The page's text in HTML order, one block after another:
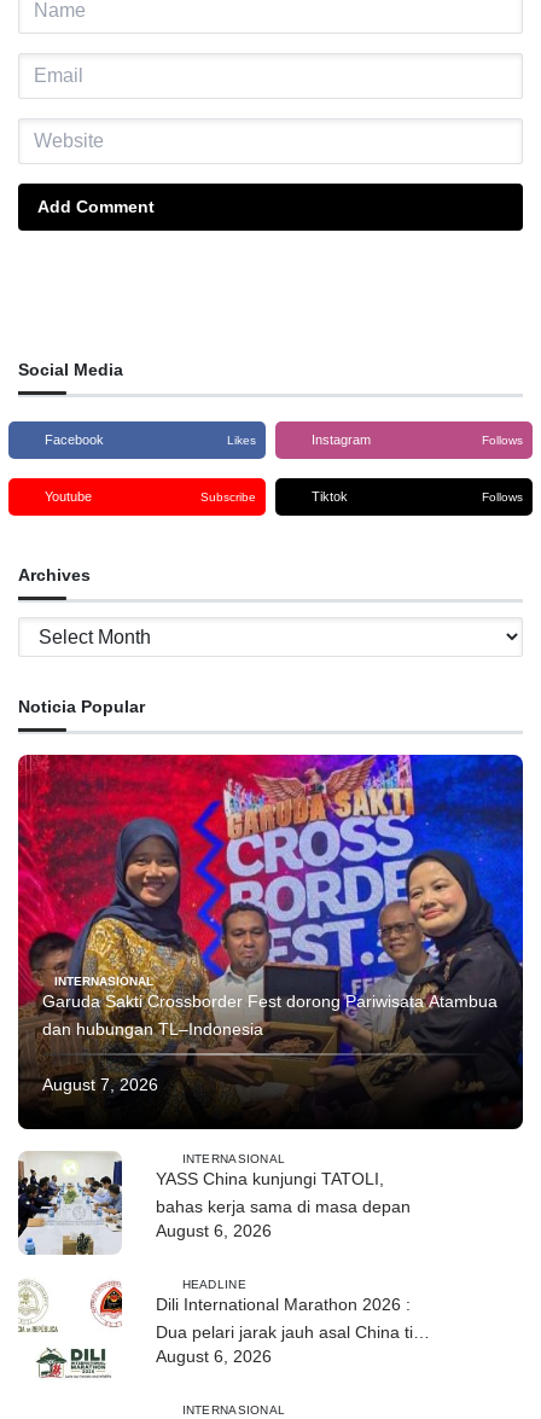
Add Comment
Social Media
Facebook Likes Instagram Follows
Youtube Subscribe Tiktok Follows
Archives
Archives
Noticia Popular
INTERNASIONAL
Garuda Sakti Crossborder Fest dorong Pariwisata Atambua
dan hubungan TL–Indonesia
August 7, 2026
INTERNASIONAL
YASS China kunjungi TATOLI,
bahas kerja sama di masa depan
August 6, 2026
HEADLINE
Dili International Marathon 2026 :
Dua pelari jarak jauh asal China tiba
di Dili
August 6, 2026
INTERNASIONAL